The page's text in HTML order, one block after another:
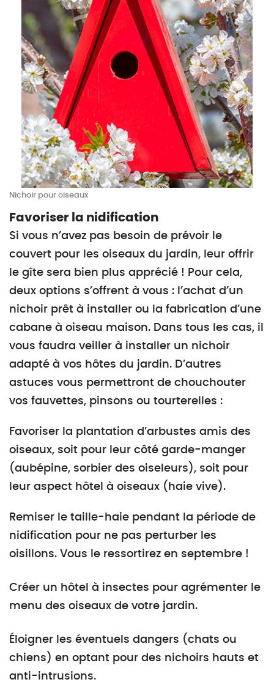
Nichoir pour oiseaux
Favoriser la nidification
Si vous n’avez pas besoin de prévoir le
couvert pour les oiseaux du jardin, leur offrir
le gîte sera bien plus apprécié ! Pour cela,
deux options s’offrent à vous : l’achat d’un
nichoir prêt à installer ou la fabrication d’une
cabane à oiseau maison. Dans tous les cas, il
vous faudra veiller à installer un nichoir
adapté à vos hôtes du jardin. D’autres
astuces vous permettront de chouchouter
vos fauvettes, pinsons ou tourterelles :
Favoriser la plantation d’arbustes amis des
oiseaux, soit pour leur côté garde-manger
(aubépine, sorbier des oiseleurs), soit pour
leur aspect hôtel à oiseaux (haie vive).
Remiser le taille-haie pendant la période de
nidification pour ne pas perturber les
oisillons. Vous le ressortirez en septembre !
Créer un hôtel à insectes pour agrémenter le
menu des oiseaux de votre jardin.
Éloigner les éventuels dangers (chats ou
chiens) en optant pour des nichoirs hauts et
anti-intrusions.